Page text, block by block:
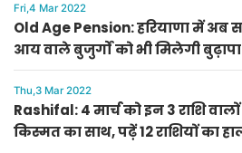
Fri,4 Mar 2022
Old Age Pension: हरियाणा में अब
आय वाले बुजुर्गों को भी मिलेगी
लाल का ऐलान
Thu,3 Mar 2022
Rashifal: 4 मार्च को इन 3 राशि
किस्मत का साथ, पढ़ें 12 राशियों का